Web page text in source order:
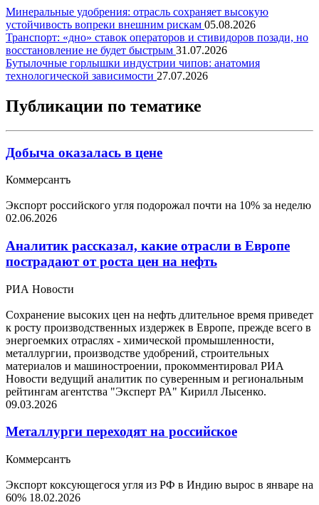
Минеральные удобрения: отрасль сохраняет высокую
устойчивость вопреки внешним рискам 05.08.2026
Транспорт: «дно» ставок операторов и стивидоров позади, но
восстановление не будет быстрым 31.07.2026
Бутылочные горлышки индустрии чипов: анатомия
технологической зависимости 27.07.2026
Публикации по тематике
Добыча оказалась в цене
Коммерсантъ
Экспорт российского угля подорожал почти на 10% за неделю
02.06.2026
Аналитик рассказал, какие отрасли в Европе
пострадают от роста цен на нефть
РИА Новости
Сохранение высоких цен на нефть длительное время приведет
к росту производственных издержек в Европе, прежде всего в
энергоемких отраслях - химической промышленности,
металлургии, производстве удобрений, строительных
материалов и машиностроении, прокомментировал РИА
Новости ведущий аналитик по суверенным и региональным
рейтингам агентства "Эксперт РА" Кирилл Лысенко.
09.03.2026
Металлурги переходят на российское
Коммерсантъ
Экспорт коксующегося угля из РФ в Индию вырос в январе на
60% 18.02.2026